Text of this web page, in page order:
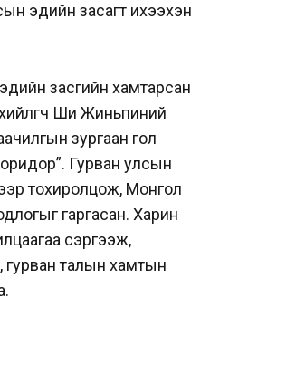
эдийн засагт ихээхэн
засгийн хамтарсан
Ши Жиньпиний
зургаан гол
Гурван улсын
тохиролцож, Монгол
гаргасан. Харин
сэргээж,
гурван талын хамтын